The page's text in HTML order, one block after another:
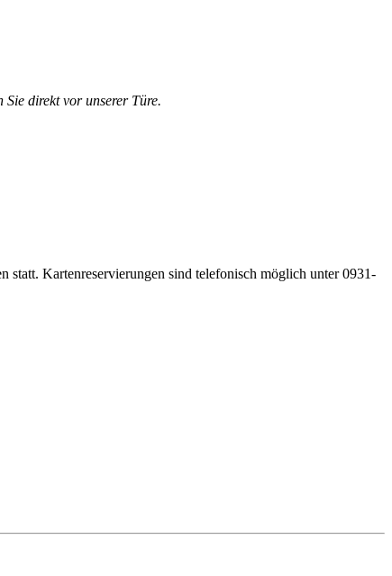
direkt vor unserer Türe.
Kartenreservierungen sind telefonisch möglich unter 0931-